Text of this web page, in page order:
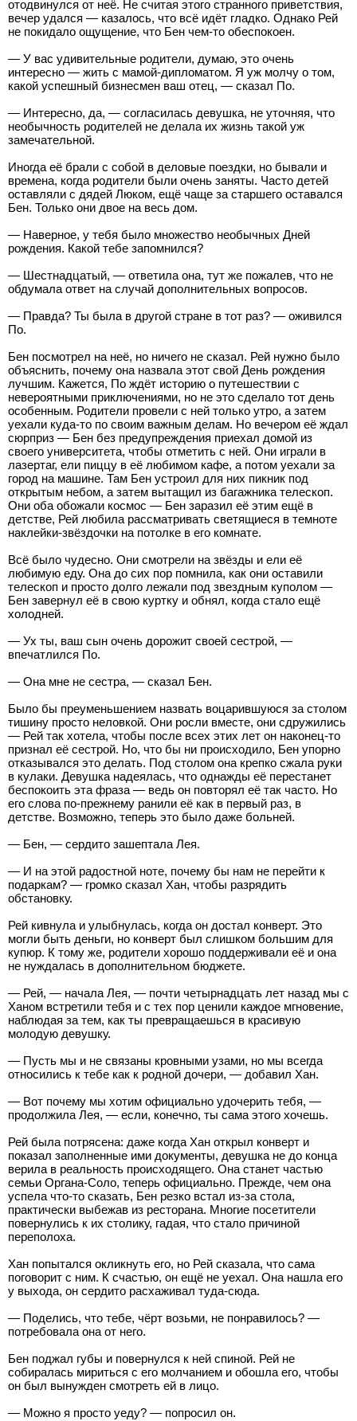
отодвинулся от неё. Не считая этого странного приветствия,
вечер удался — казалось, что всё идёт гладко. Однако Рей
не покидало ощущение, что Бен чем-то обеспокоен.
— У вас удивительные родители, думаю, это очень
интересно — жить с мамой-дипломатом. Я уж молчу о том,
какой успешный бизнесмен ваш отец, — сказал По.
— Интересно, да, — согласилась девушка, не уточняя, что
необычность родителей не делала их жизнь такой уж
замечательной.
Иногда её брали с собой в деловые поездки, но бывали и
времена, когда родители были очень заняты. Часто детей
оставляли с дядей Люком, ещё чаще за старшего оставался
Бен. Только они двое на весь дом.
— Наверное, у тебя было множество необычных Дней
рождения. Какой тебе запомнился?
— Шестнадцатый, — ответила она, тут же пожалев, что не
обдумала ответ на случай дополнительных вопросов.
— Правда? Ты была в другой стране в тот раз? — оживился
По.
Бен посмотрел на неё, но ничего не сказал. Рей нужно было
объяснить, почему она назвала этот свой День рождения
лучшим. Кажется, По ждёт историю о путешествии с
невероятными приключениями, но не это сделало тот день
особенным. Родители провели с ней только утро, а затем
уехали куда-то по своим важным делам. Но вечером её ждал
сюрприз — Бен без предупреждения приехал домой из
своего университета, чтобы отметить с ней. Они играли в
лазертаг, ели пиццу в её любимом кафе, а потом уехали за
город на машине. Там Бен устроил для них пикник под
открытым небом, а затем вытащил из багажника телескоп.
Они оба обожали космос — Бен заразил её этим ещё в
детстве, Рей любила рассматривать светящиеся в темноте
наклейки-звёздочки на потолке в его комнате.
Всё было чудесно. Они смотрели на звёзды и ели её
любимую еду. Она до сих пор помнила, как они оставили
телескоп и просто долго лежали под звездным куполом —
Бен завернул её в свою куртку и обнял, когда стало ещё
холодней.
— Ух ты, ваш сын очень дорожит своей сестрой, —
впечатлился По.
— Она мне не сестра, — сказал Бен.
Было бы преуменьшением назвать воцарившуюся за столом
тишину просто неловкой. Они росли вместе, они сдружились
— Рей так хотела, чтобы после всех этих лет он наконец-то
признал её сестрой. Но, что бы ни происходило, Бен упорно
отказывался это делать. Под столом она крепко сжала руки
в кулаки. Девушка надеялась, что однажды её перестанет
беспокоить эта фраза — ведь он повторял её так часто. Но
его слова по-прежнему ранили её как в первый раз, в
детстве. Возможно, теперь это было даже больней.
— Бен, — сердито зашептала Лея.
— И на этой радостной ноте, почему бы нам не перейти к
подаркам? — громко сказал Хан, чтобы разрядить
обстановку.
Рей кивнула и улыбнулась, когда он достал конверт. Это
могли быть деньги, но конверт был слишком большим для
купюр. К тому же, родители хорошо поддерживали её и она
не нуждалась в дополнительном бюджете.
— Рей, — начала Лея, — почти четырнадцать лет назад мы с
Ханом встретили тебя и с тех пор ценили каждое мгновение,
наблюдая за тем, как ты превращаешься в красивую
молодую девушку.
— Пусть мы и не связаны кровными узами, но мы всегда
относились к тебе как к родной дочери, — добавил Хан.
— Вот почему мы хотим официально удочерить тебя, —
продолжила Лея, — если, конечно, ты сама этого хочешь.
Рей была потрясена: даже когда Хан открыл конверт и
показал заполненные ими документы, девушка не до конца
верила в реальность происходящего. Она станет частью
семьи Органа-Соло, теперь официально. Прежде, чем она
успела что-то сказать, Бен резко встал из-за стола,
практически выбежав из ресторана. Многие посетители
повернулись к их столику, гадая, что стало причиной
переполоха.
Хан попытался окликнуть его, но Рей сказала, что сама
поговорит с ним. К счастью, он ещё не уехал. Она нашла его
у выхода, он сердито расхаживал туда-сюда.
— Поделись, что тебе, чёрт возьми, не понравилось? —
потребовала она от него.
Бен поджал губы и повернулся к ней спиной. Рей не
собиралась мириться с его молчанием и обошла его, чтобы
он был вынужден смотреть ей в лицо.
— Можно я просто уеду? — попросил он.